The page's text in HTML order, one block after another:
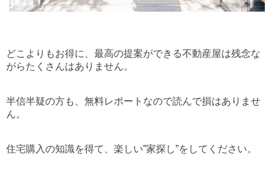
どこよりもお得に、最高の提案ができる不動産屋は残念な
がらたくさんはありません。
半信半疑の方も、無料レポートなので読んで損はありませ
ん。
住宅購入の知識を得て、楽しい”家探し”をしてください。